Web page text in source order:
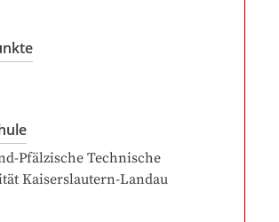
Pfälzische Technische
Kaiserslautern-Landau